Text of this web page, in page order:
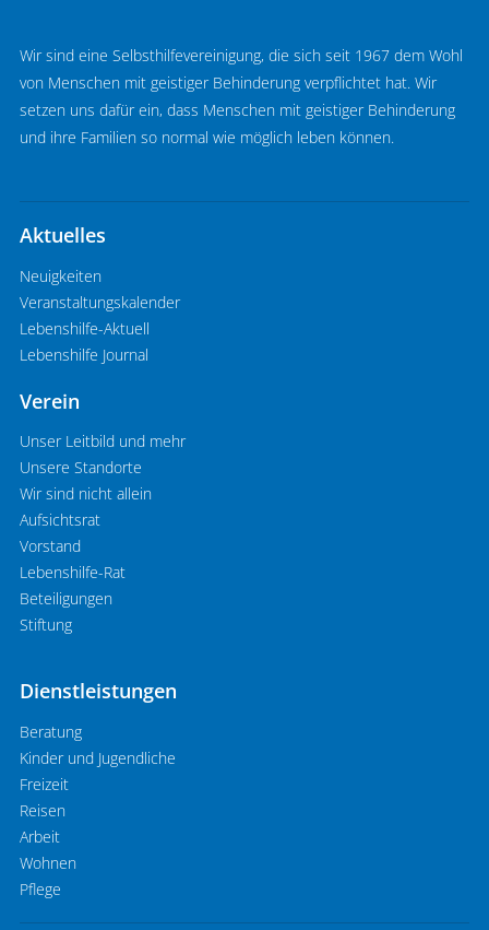
Wir sind eine Selbsthilfevereinigung, die sich seit 1967 dem Wohl
von Menschen mit geistiger Behinderung verpflichtet hat. Wir
setzen uns dafür ein, dass Menschen mit geistiger Behinderung
und ihre Familien so normal wie möglich leben können.
Aktuelles
Neuigkeiten
Veranstaltungskalender
Lebenshilfe-Aktuell
Lebenshilfe Journal
Verein
Unser Leitbild und mehr
Unsere Standorte
Wir sind nicht allein
Aufsichtsrat
Vorstand
Lebenshilfe-Rat
Beteiligungen
Stiftung
Dienstleistungen
Beratung
Kinder und Jugendliche
Freizeit
Reisen
Arbeit
Wohnen
Pflege